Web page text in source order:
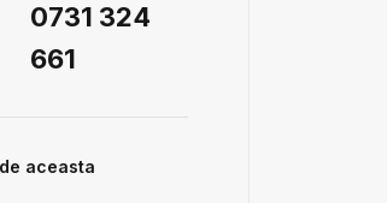
0731 324
661
aceasta